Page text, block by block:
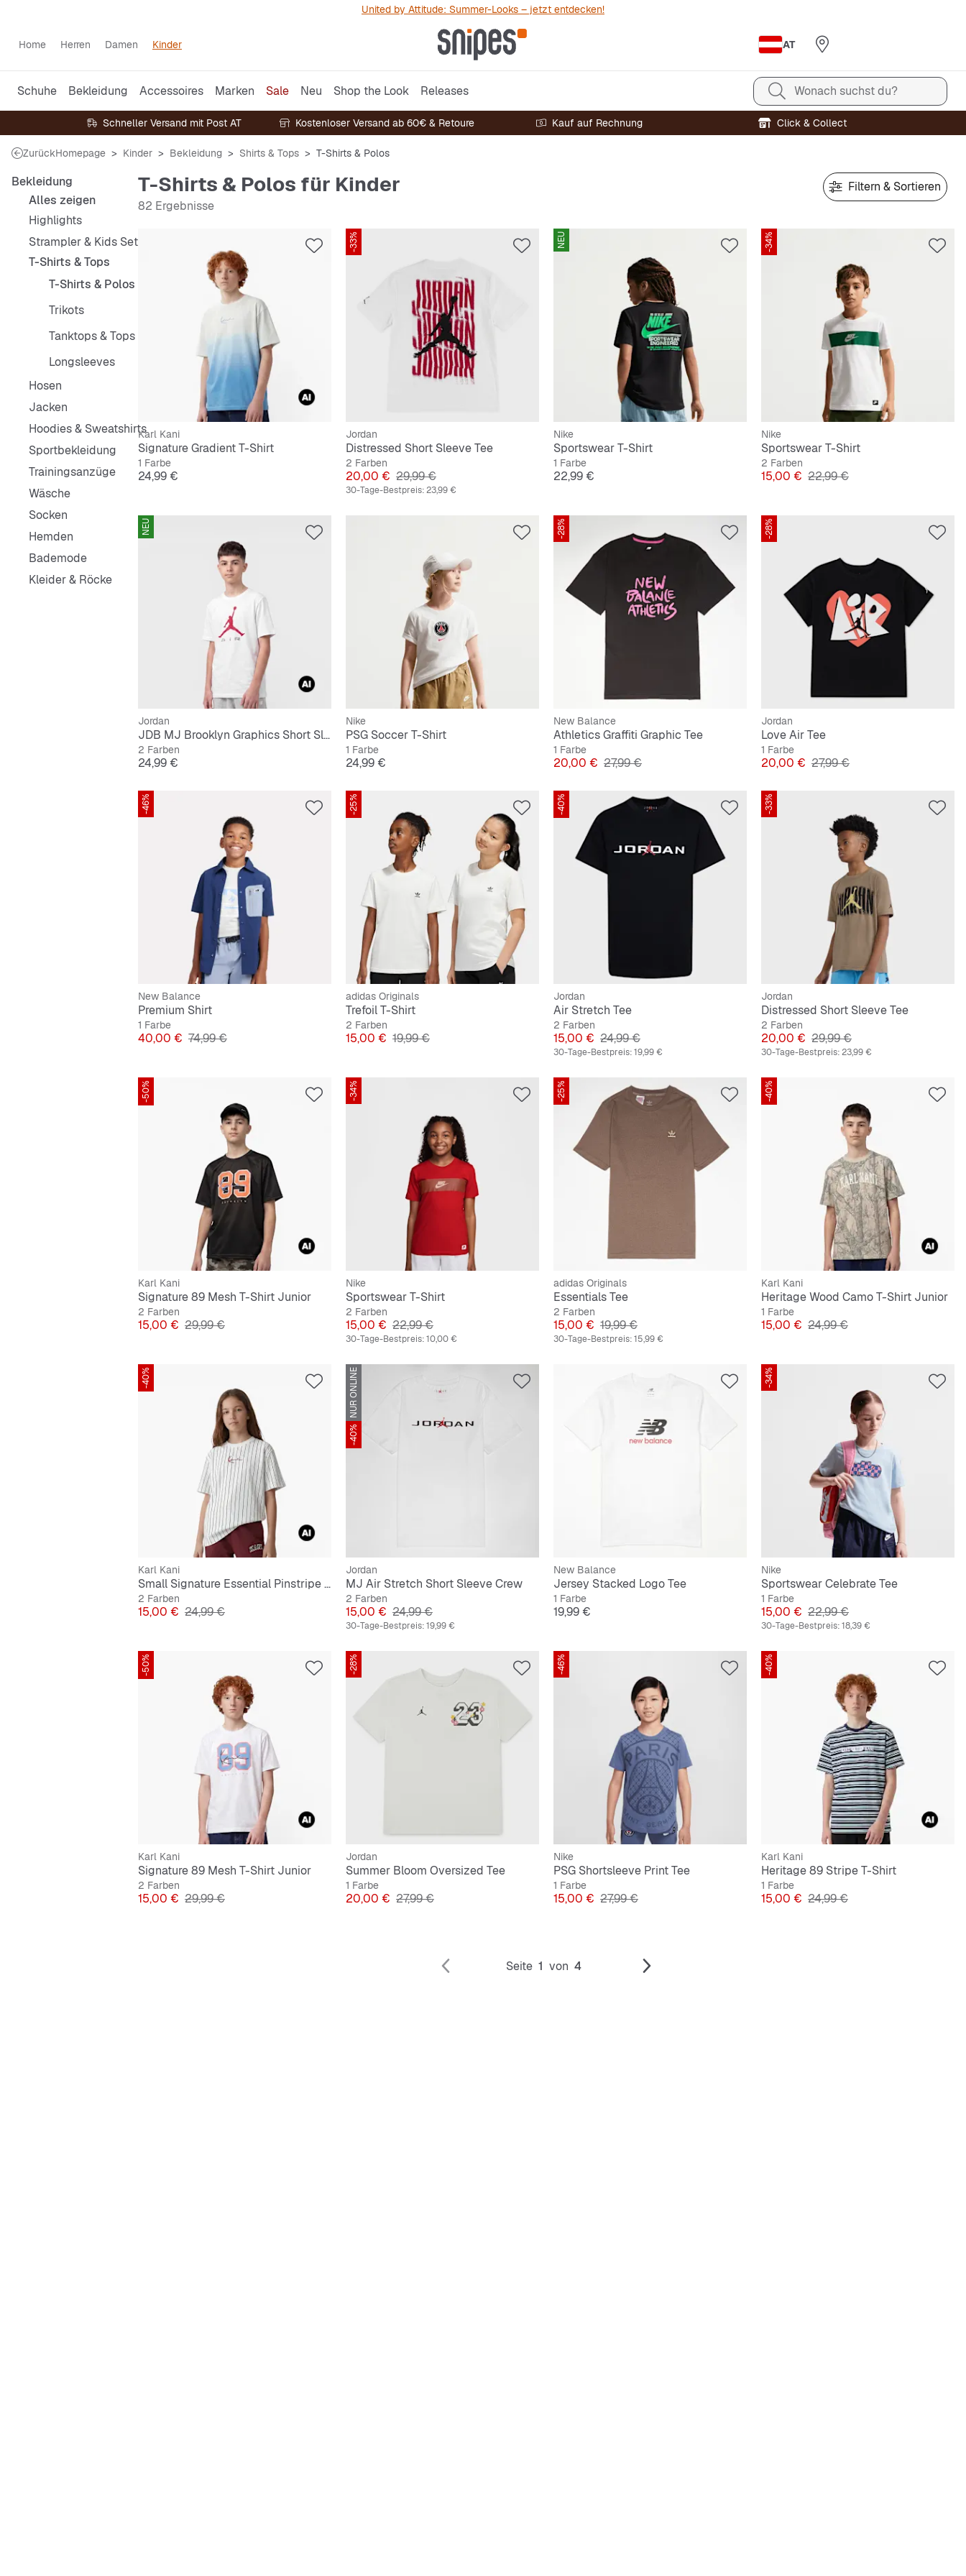
United by Attitude: Summer-Looks – jetzt entdecken!
Home Herren Damen Kinder AT
Schuhe Bekleidung Accessoires Marken Sale Neu Shop the Look Releases Wonach suchst du?
Schneller Versand mit Post AT Kostenloser Versand ab 60€ & Retoure Kauf auf Rechnung Click & Collect
ZurückHomepage Kinder Bekleidung Shirts & Tops T-Shirts & Polos
Bekleidung
Alles zeigen
Highlights
Strampler & Kids Sets
T-Shirts & Tops
T-Shirts & Polos
Trikots
Tanktops & Tops
Longsleeves
Hosen
Jacken
Hoodies & Sweatshirts
Sportbekleidung
Trainingsanzüge
Wäsche
Socken
Hemden
Bademode
Kleider & Röcke
T-Shirts & Polos für Kinder
82 Ergebnisse
Filtern & Sortieren
Karl Kani
Signature Gradient T-Shirt
1 Farbe
Preis
24,99 €
-33%
Jordan
Distressed Short Sleeve Tee
2 Farben
Preis
20,00 € Originalpreis
29,99 €
30-Tage-Bestpreis:23,99 €
NEU
Nike
Sportswear T-Shirt
1 Farbe
Preis
22,99 €
-34%
Nike
Sportswear T-Shirt
2 Farben
Preis
15,00 € Originalpreis
22,99 €
NEU
Jordan
JDB MJ Brooklyn Graphics Short Sleeve Tee
2 Farben
Preis
24,99 €
Nike
PSG Soccer T-Shirt
1 Farbe
Preis
24,99 €
-28%
New Balance
Athletics Graffiti Graphic Tee
1 Farbe
Preis
20,00 € Originalpreis
27,99 €
-28%
Jordan
Love Air Tee
1 Farbe
Preis
20,00 € Originalpreis
27,99 €
-46%
New Balance
Premium Shirt
1 Farbe
Preis
40,00 € Originalpreis
74,99 €
-25%
adidas Originals
Trefoil T-Shirt
2 Farben
Preis
15,00 € Originalpreis
19,99 €
-40%
Jordan
Air Stretch Tee
2 Farben
Preis
15,00 € Originalpreis
24,99 €
30-Tage-Bestpreis:19,99 €
-33%
Jordan
Distressed Short Sleeve Tee
2 Farben
Preis
20,00 € Originalpreis
29,99 €
30-Tage-Bestpreis:23,99 €
-50%
Karl Kani
Signature 89 Mesh T-Shirt Junior
2 Farben
Preis
15,00 € Originalpreis
29,99 €
-34%
Nike
Sportswear T-Shirt
2 Farben
Preis
15,00 € Originalpreis
22,99 €
30-Tage-Bestpreis:10,00 €
-25%
adidas Originals
Essentials Tee
2 Farben
Preis
15,00 € Originalpreis
19,99 €
30-Tage-Bestpreis:15,99 €
-40%
Karl Kani
Heritage Wood Camo T-Shirt Junior
1 Farbe
Preis
15,00 € Originalpreis
24,99 €
-40%
Karl Kani
Small Signature Essential Pinstripe Tee Junior
2 Farben
Preis
15,00 € Originalpreis
24,99 €
NUR ONLINE
-40%
Jordan
MJ Air Stretch Short Sleeve Crew
2 Farben
Preis
15,00 € Originalpreis
24,99 €
30-Tage-Bestpreis:19,99 €
New Balance
Jersey Stacked Logo Tee
1 Farbe
Preis
19,99 €
-34%
Nike
Sportswear Celebrate Tee
1 Farbe
Preis
15,00 € Originalpreis
22,99 €
30-Tage-Bestpreis:18,39 €
-50%
Karl Kani
Signature 89 Mesh T-Shirt Junior
2 Farben
Preis
15,00 € Originalpreis
29,99 €
-28%
Jordan
Summer Bloom Oversized Tee
1 Farbe
Preis
20,00 € Originalpreis
27,99 €
-46%
Nike
PSG Shortsleeve Print Tee
1 Farbe
Preis
15,00 € Originalpreis
27,99 €
-40%
Karl Kani
Heritage 89 Stripe T-Shirt
1 Farbe
Preis
15,00 € Originalpreis
24,99 €
Seite 1 von 4